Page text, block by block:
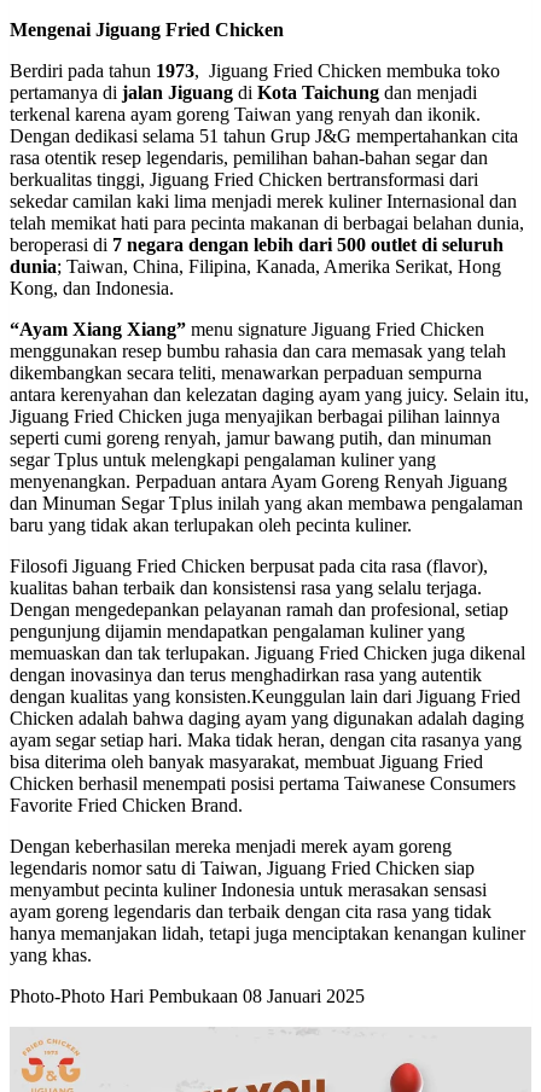
Mengenai Jiguang Fried Chicken
Berdiri pada tahun 1973, Jiguang Fried Chicken membuka toko
pertamanya di jalan Jiguang di Kota Taichung dan menjadi
terkenal karena ayam goreng Taiwan yang renyah dan ikonik.
Dengan dedikasi selama 51 tahun Grup J&G mempertahankan cita
rasa otentik resep legendaris, pemilihan bahan-bahan segar dan
berkualitas tinggi, Jiguang Fried Chicken bertransformasi dari
sekedar camilan kaki lima menjadi merek kuliner Internasional dan
telah memikat hati para pecinta makanan di berbagai belahan dunia,
beroperasi di 7 negara dengan lebih dari 500 outlet di seluruh
dunia; Taiwan, China, Filipina, Kanada, Amerika Serikat, Hong
Kong, dan Indonesia.
“Ayam Xiang Xiang” menu signature Jiguang Fried Chicken
menggunakan resep bumbu rahasia dan cara memasak yang telah
dikembangkan secara teliti, menawarkan perpaduan sempurna
antara kerenyahan dan kelezatan daging ayam yang juicy. Selain itu,
Jiguang Fried Chicken juga menyajikan berbagai pilihan lainnya
seperti cumi goreng renyah, jamur bawang putih, dan minuman
segar Tplus untuk melengkapi pengalaman kuliner yang
menyenangkan. Perpaduan antara Ayam Goreng Renyah Jiguang
dan Minuman Segar Tplus inilah yang akan membawa pengalaman
baru yang tidak akan terlupakan oleh pecinta kuliner.
Filosofi Jiguang Fried Chicken berpusat pada cita rasa (flavor),
kualitas bahan terbaik dan konsistensi rasa yang selalu terjaga.
Dengan mengedepankan pelayanan ramah dan profesional, setiap
pengunjung dijamin mendapatkan pengalaman kuliner yang
memuaskan dan tak terlupakan. Jiguang Fried Chicken juga dikenal
dengan inovasinya dan terus menghadirkan rasa yang autentik
dengan kualitas yang konsisten.Keunggulan lain dari Jiguang Fried
Chicken adalah bahwa daging ayam yang digunakan adalah daging
ayam segar setiap hari. Maka tidak heran, dengan cita rasanya yang
bisa diterima oleh banyak masyarakat, membuat Jiguang Fried
Chicken berhasil menempati posisi pertama Taiwanese Consumers
Favorite Fried Chicken Brand.
Dengan keberhasilan mereka menjadi merek ayam goreng
legendaris nomor satu di Taiwan, Jiguang Fried Chicken siap
menyambut pecinta kuliner Indonesia untuk merasakan sensasi
ayam goreng legendaris dan terbaik dengan cita rasa yang tidak
hanya memanjakan lidah, tetapi juga menciptakan kenangan kuliner
yang khas.
Photo-Photo Hari Pembukaan 08 Januari 2025